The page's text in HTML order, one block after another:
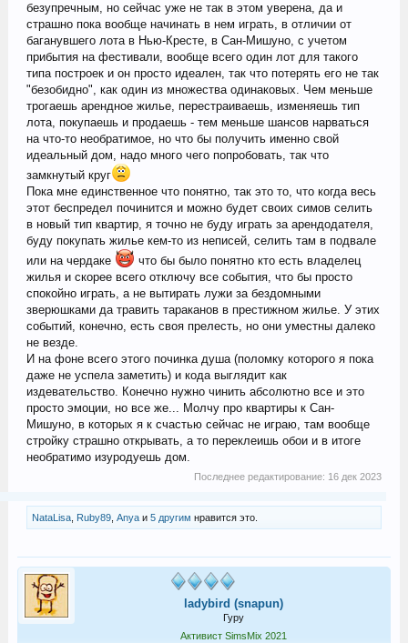
безупречным, но сейчас уже не так в этом уверена, да и
страшно пока вообще начинать в нем играть, в отличии от
баганувшего лота в Нью-Кресте, в Сан-Мишуно, с учетом
прибытия на фестивали, вообще всего один лот для такого
типа построек и он просто идеален, так что потерять его не так
"безобидно", как один из множества одинаковых. Чем меньше
трогаешь арендное жилье, перестраиваешь, изменяешь тип
лота, покупаешь и продаешь - тем меньше шансов нарваться
на что-то необратимое, но что бы получить именно свой
идеальный дом, надо много чего попробовать, так что
замкнутый круг
Пока мне единственное что понятно, так это то, что когда весь
этот беспредел починится и можно будет своих симов селить
в новый тип квартир, я точно не буду играть за арендодателя,
буду покупать жилье кем-то из неписей, селить там в подвале
или на чердаке
что бы было понятно кто есть владелец
жилья и скорее всего отключу все события, что бы просто
спокойно играть, а не вытирать лужи за бездомными
зверюшками да травить тараканов в престижном жилье. У этих
событий, конечно, есть своя прелесть, но они уместны далеко
не везде.
И на фоне всего этого починка душа (поломку которого я пока
даже не успела заметить) и кода выглядит как
издевательство. Конечно нужно чинить абсолютно все и это
просто эмоции, но все же... Молчу про квартиры к Сан-
Мишуно, в которых я к счастью сейчас не играю, там вообще
стройку страшно открывать, а то переклеишь обои и в итоге
необратимо изуродуешь дом.
Последнее редактирование: 16 дек 2023
NataLisa, Ruby89, Anyaи 5 другим нравится это.
ladybird (snapun)
Гуру
Активист SimsMix 2021